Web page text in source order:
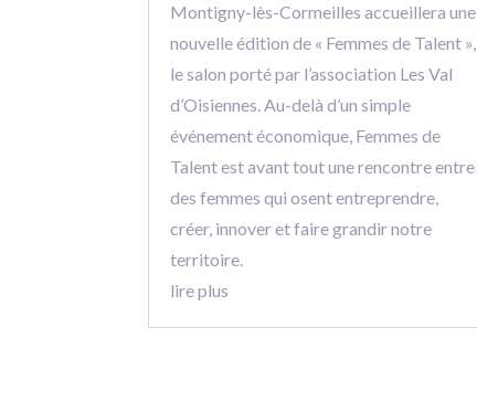
Montigny-lès-Cormeilles accueillera une
nouvelle édition de « Femmes de Talent »,
le salon porté par l’association Les Val
d’Oisiennes. Au-delà d’un simple
événement économique, Femmes de
Talent est avant tout une rencontre entre
des femmes qui osent entreprendre,
créer, innover et faire grandir notre
territoire.
lire plus